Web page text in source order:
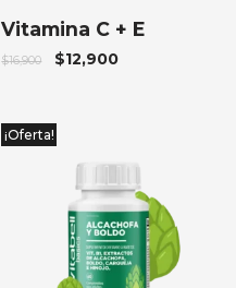
Vitamina C + E
$16,900 $12,900
¡Oferta!